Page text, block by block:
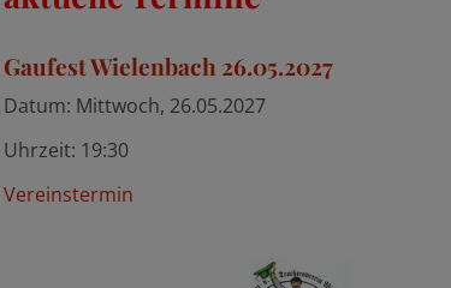
Gaufest Wielenbach 26.05.2027
Datum: Mittwoch, 26.05.2027
Uhrzeit: 19:30
Vereinstermin